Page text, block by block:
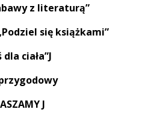
z literaturą”
się książkami”
dla ciała”J
J